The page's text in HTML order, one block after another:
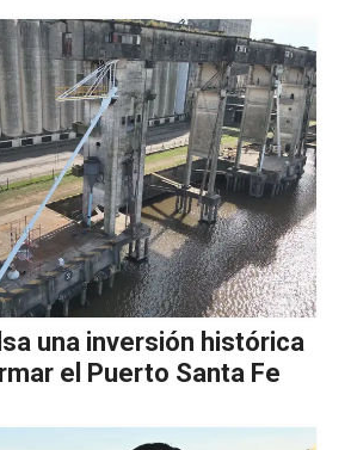
una inversión histórica
el Puerto Santa Fe